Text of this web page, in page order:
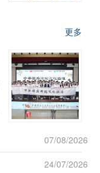
更多
07/08/2026
24/07/2026